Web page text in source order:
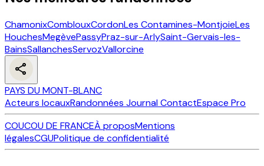
ChamonixComblouxCordonLes Contamines-MontjoieLes
HouchesMegèvePassyPraz-sur-ArlySaint-Gervais-les-
BainsSallanchesServozVallorcine
PAYS DU MONT-BLANC
Acteurs locauxRandonnées JournalContactEspace Pro
COUCOU DE FRANCEÀ proposMentions
légalesCGUPolitique de confidentialité